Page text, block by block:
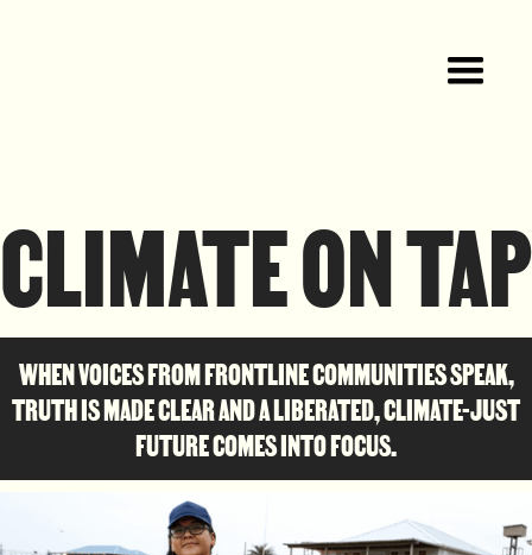
CLIMATE ON TAP
WHEN VOICES FROM FRONTLINE COMMUNITIES SPEAK,
TRUTH IS MADE CLEAR AND A LIBERATED, CLIMATE-JUST
FUTURE COMES INTO FOCUS.